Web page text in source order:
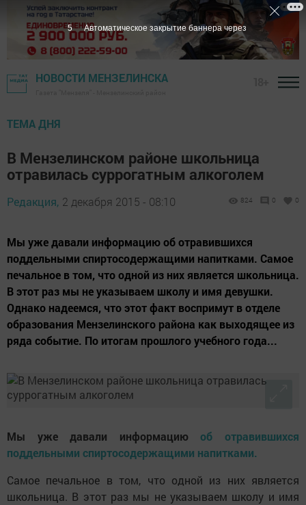
НОВОСТИ МЕНЗЕЛИНСКА
ТЕМА ДНЯ
В Мензелинском районе школьница
отравилась суррогатным алкоголем
Редакция, 2 декабря 2015 - 08:10 824 0 0
Мы уже давали информацию об отравившихся
поддельными спиртосодержащими напитками. Самое
печальное в том, что одной из них является школьница.
В этот раз мы не указываем школу и имя девушки.
Однако надеемся, что этот факт воспримут в отделе
образования Мензелинского района как выходящее из
ряда событие. По итогам прошлого учебного года...
Мы уже давали информациюоб отравившихся
поддельными спиртосодержащими напитками.
Самое печальное в том, что одной из них является
школьница. В этот раз мы не указываем школу и имя
4 Автоматическое закрытие баннера через